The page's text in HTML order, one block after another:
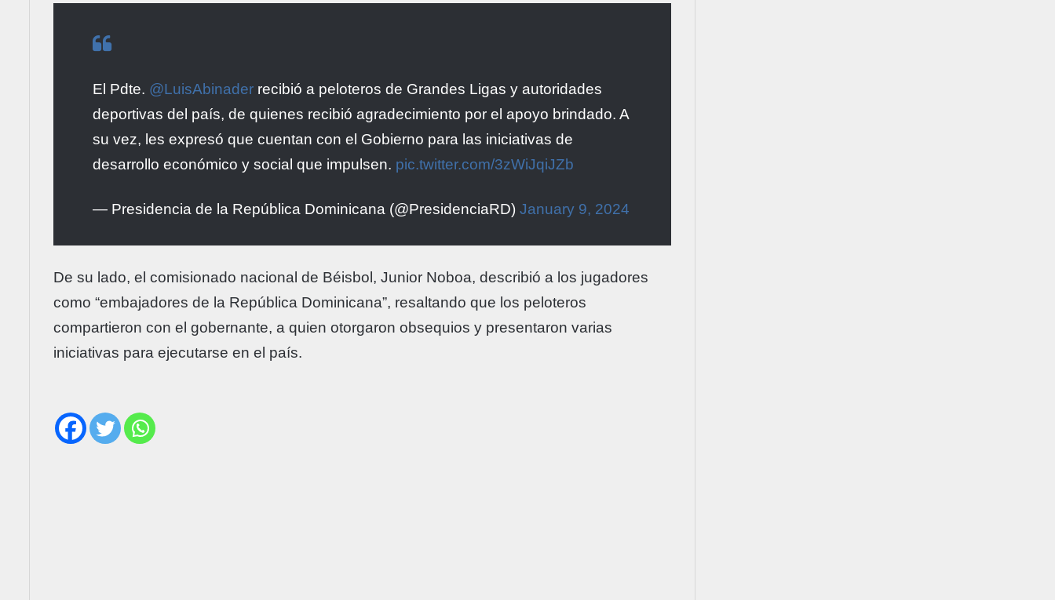
El Pdte. @LuisAbinader recibió a peloteros de Grandes Ligas y autoridades
deportivas del país, de quienes recibió agradecimiento por el apoyo brindado. A
su vez, les expresó que cuentan con el Gobierno para las iniciativas de
desarrollo económico y social que impulsen. pic.twitter.com/3zWiJqiJZb
— Presidencia de la República Dominicana (@PresidenciaRD) January 9, 2024
De su lado, el comisionado nacional de Béisbol, Junior Noboa, describió a los jugadores
como “embajadores de la República Dominicana”, resaltando que los peloteros
compartieron con el gobernante, a quien otorgaron obsequios y presentaron varias
iniciativas para ejecutarse en el país.